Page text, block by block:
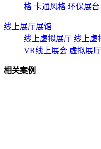
格 卡通风格 环保展台
线上展厅展馆
线上虚拟展厅 线上虚
VR线上展会 虚拟展
相关案例